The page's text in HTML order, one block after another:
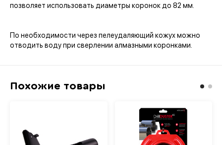
позволяет использовать диаметры коронок до 82 мм.
По необходимости через пелеудаляющий кожух можно
отводить воду при сверлении алмазными коронками.
Похожие товары